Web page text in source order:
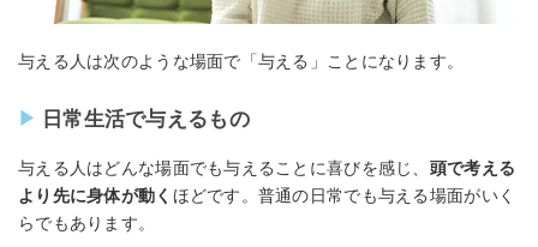
与える人は次のような場面で「与える」ことになります。
日常生活で与えるもの
与える人はどんな場面でも与えることに喜びを感じ、 頭で考える
より先に身体が動く ほどです。普通の日常でも与える場面がいく
らでもあります。